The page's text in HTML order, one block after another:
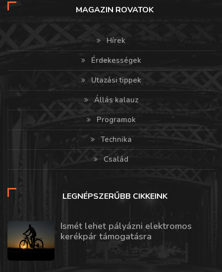
MAGAZIN ROVATOK
Hírek
Érdekességek
Utazási tippek
Állás kalauz
Programok
Technika
Család
LEGNÉPSZERŰBB CIKKEINK
Ismét lehet pályázni elektromos
kerékpár támogatásra